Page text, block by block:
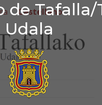
de Tafalla/
Udala
de
Castellano